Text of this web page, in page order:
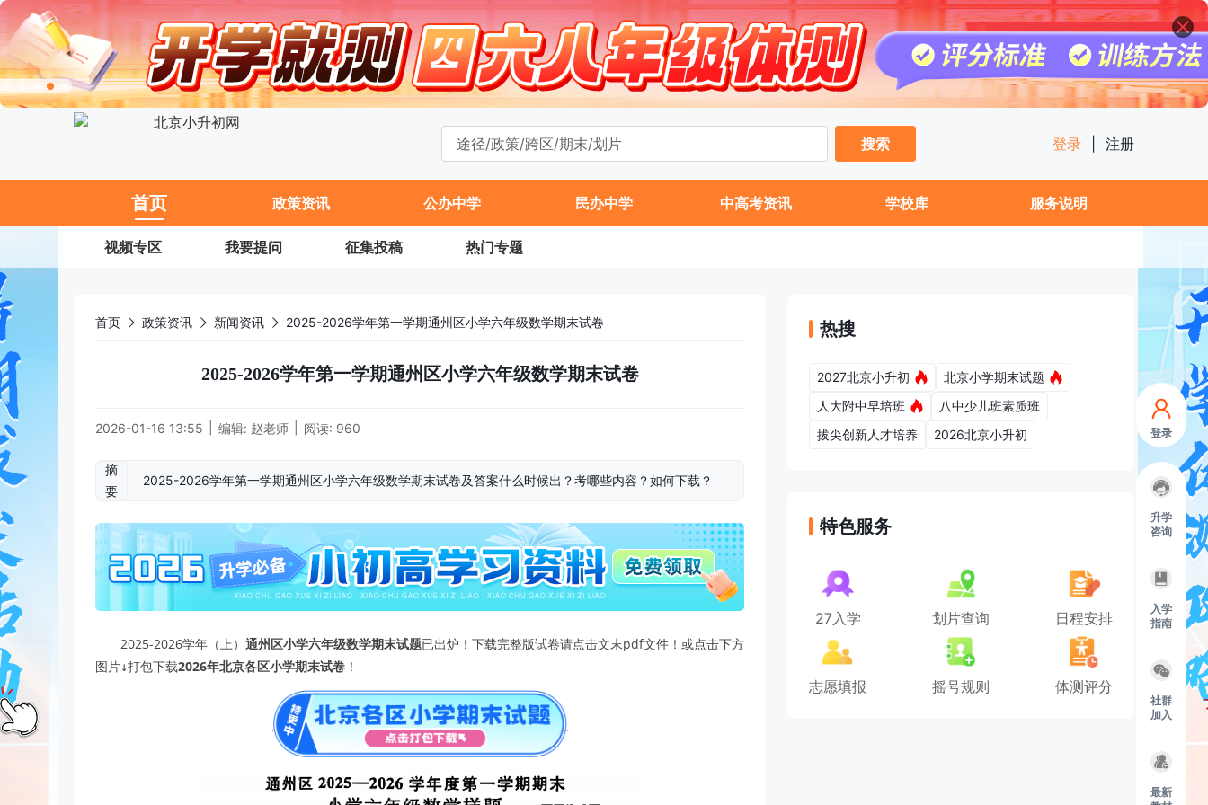
登录
升学
咨询
入学
指南
社群
加入
最新
搜索
登录 注册
首页 政策资讯 公办中学 民办中学 中高考资讯 学校库 服务说明
视频专区 我要提问 征集投稿 热门专题
首页 政策资讯 新闻资讯 2025-2026学年第一学期通州区小学六年级数学期末试卷
2025-2026学年第一学期通州区小学六年级数学期末试卷
2026-01-16 13:55 编辑: 赵老师 阅读: 960
摘
要
2025-2026学年第一学期通州区小学六年级数学期末试卷及答案什么时候出？考哪些内容？如何下载？
2025-2026学年（上） 通州区小学六年级数学期末试题已出炉！下载完整版试卷请点击文末pdf文件！或点击下方
图片↓打包下载2026年北京各区小学期末试卷 ！
热搜
2027北京小升初
北京小学期末试题
人大附中早培班
八中少儿班素质班
拔尖创新人才培养
2026北京小升初
特色服务
27入学 划片查询 日程安排
志愿填报 摇号规则 体测评分